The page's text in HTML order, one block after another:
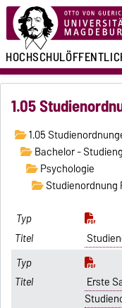
1.05
1.05
Bachelor -
Psychologie
Studienordnung
Erste